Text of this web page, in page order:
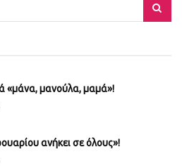
«μάνα, μανούλα, μαμά»!
ανήκει σε όλους»!